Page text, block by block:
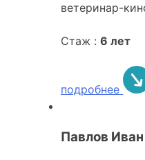
ветеринар-
Стаж : 6 лет
подробнее
Павлов